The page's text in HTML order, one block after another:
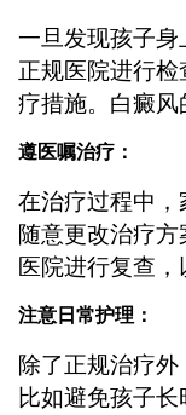
一旦发现孩子身
正规医院进行
疗措施。白癜风
遵医嘱治疗：
在治疗过程中
随意更改治疗方
医院进行复查，
注意日常护理：
除了正规治疗外
比如避免孩子